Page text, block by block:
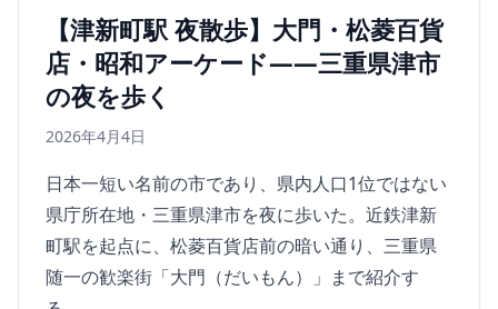
【津新町駅 夜散歩】大門・松菱百貨
店・昭和アーケード——三重県津市
の夜を歩く
2026年4月4日
日本一短い名前の市であり、県内人口1位ではない
県庁所在地・三重県津市を夜に歩いた。近鉄津新
町駅を起点に、松菱百貨店前の暗い通り、三重県
随一の歓楽街「大門（だいもん）」まで紹介す